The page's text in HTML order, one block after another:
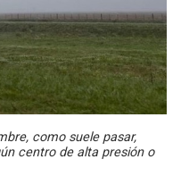
como suele pasar,
centro de alta presión o